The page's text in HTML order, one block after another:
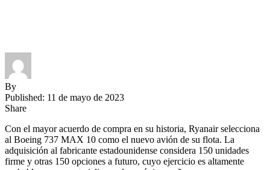
By
Published: 11 de mayo de 2023
Share
Con el mayor acuerdo de compra en su historia, Ryanair selecciona
al Boeing 737 MAX 10 como el nuevo avión de su flota. La
adquisición al fabricante estadounidense considera 150 unidades
firme y otras 150 opciones a futuro, cuyo ejercicio es altamente